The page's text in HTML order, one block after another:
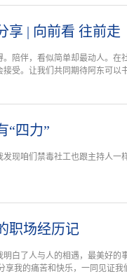
享 | 向前看 往前走
。陪伴，看似简单却最动人。
接受。让我们共同期待阿东可以
“四力”
现咱们禁毒社工也跟主持人一
职场经历记
白了人与人的相遇，最美好的
享我的痛苦和快乐，一同见证我